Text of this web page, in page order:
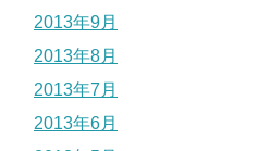
2013年9月
2013年8月
2013年7月
2013年6月